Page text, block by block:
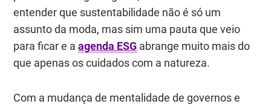
entender que sustentabilidade não é só um
assunto da moda, mas sim uma pauta que veio
para ficar e aagenda ESG abrange muito mais do
que apenas os cuidados com a natureza.
Com a mudança de mentalidade de governos e